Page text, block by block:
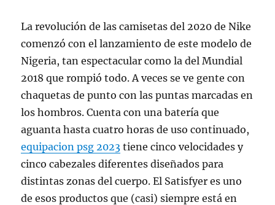
La revolución de las camisetas del 2020 de Nike
comenzó con el lanzamiento de este modelo de
Nigeria, tan espectacular como la del Mundial
2018 que rompió todo. A veces se ve gente con
chaquetas de punto con las puntas marcadas en
los hombros. Cuenta con una batería que
aguanta hasta cuatro horas de uso continuado,
equipacion psg 2023 tiene cinco velocidades y
cinco cabezales diferentes diseñados para
distintas zonas del cuerpo. El Satisfyer es uno
de esos productos que (casi) siempre está en